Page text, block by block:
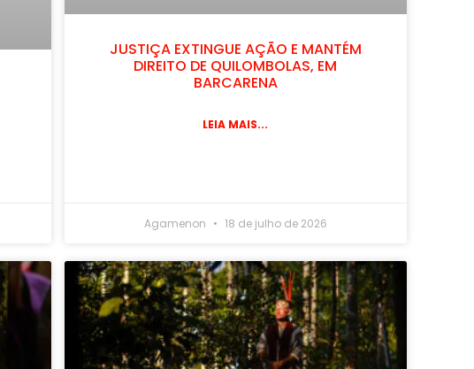
JUSTIÇA EXTINGUE AÇÃO E MANTÉM
DIREITO DE QUILOMBOLAS, EM
BARCARENA
LEIA MAIS...
Agamenon 18 de julho de 2026